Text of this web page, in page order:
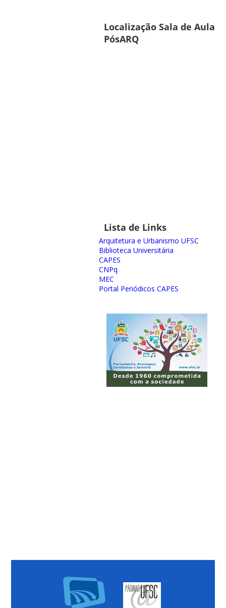
Localização Sala de Aula
PósARQ
Lista de Links
Arquitetura e Urbanismo UFSC
Biblioteca Universitária
CAPES
CNPq
MEC
Portal Periódicos CAPES